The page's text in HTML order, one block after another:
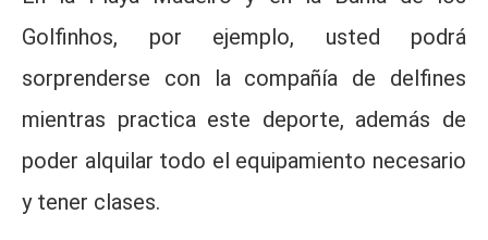
Golfinhos, por ejemplo, usted podrá
sorprenderse con la compañía de delfines
mientras practica este deporte, además de
poder alquilar todo el equipamiento necesario
y tener clases.